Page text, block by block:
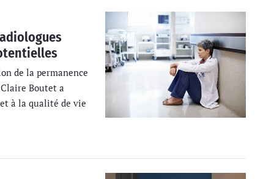
de la permanence
Boutet a
à la qualité de vie